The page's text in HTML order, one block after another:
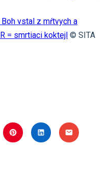
vstal z mŕtvych a
= smrtiaci koktejl © SITA